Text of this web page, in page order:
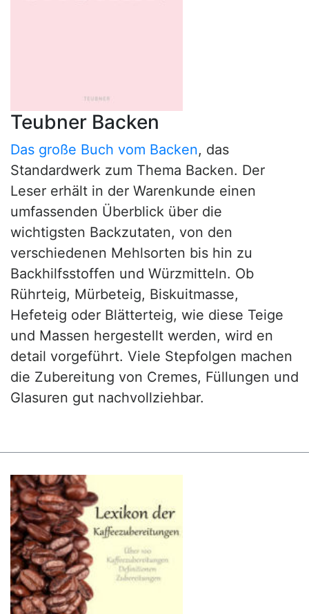
Teubner Backen
Das große Buch vom Backen, das
Standardwerk zum Thema Backen. Der
Leser erhält in der Warenkunde einen
umfassenden Überblick über die
wichtigsten Backzutaten, von den
verschiedenen Mehlsorten bis hin zu
Backhilfsstoffen und Würzmitteln. Ob
Rührteig, Mürbeteig, Biskuitmasse,
Hefeteig oder Blätterteig, wie diese Teige
und Massen hergestellt werden, wird en
detail vorgeführt. Viele Stepfolgen machen
die Zubereitung von Cremes, Füllungen und
Glasuren gut nachvollziehbar.